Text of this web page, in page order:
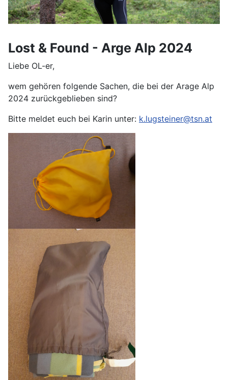
Lost & Found - Arge Alp 2024
Liebe OL-er,
wem gehören folgende Sachen, die bei der Arage Alp
2024 zurückgeblieben sind?
Bitte meldet euch bei Karin unter: k.lugsteiner@tsn.at